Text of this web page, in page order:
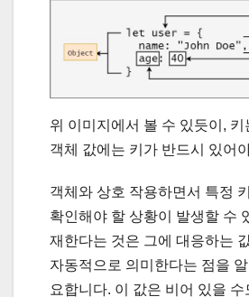
위 이미지에서 볼 수 있듯이,
객체 값에는 키가 반드시 있어
객체와 상호 작용하면서 특정
확인해야 할 상황이 발생할 수
재한다는 것은 그에 대응하는
자동적으로 의미한다는 점을
요합니다. 이 값은 비어 있을